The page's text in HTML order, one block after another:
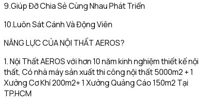
9.Giúp Đỡ Chia Sẻ Cùng Nhau Phát Triển
10.Luôn Sát Cánh Và Động Viên
NĂNG LỰC CỦA NỘI THẤT AEROS?
1. Nội Thất AEROS với hơn 10 năm kinh nghiệm thiết kế nội
thất, Có nhà máy sản xuất thi công nội thất 5000m2 + 1
Xưởng Cơ Khí 200m2+ 1 Xưởng Quảng Cáo 150m2 Tại
TP.HCM